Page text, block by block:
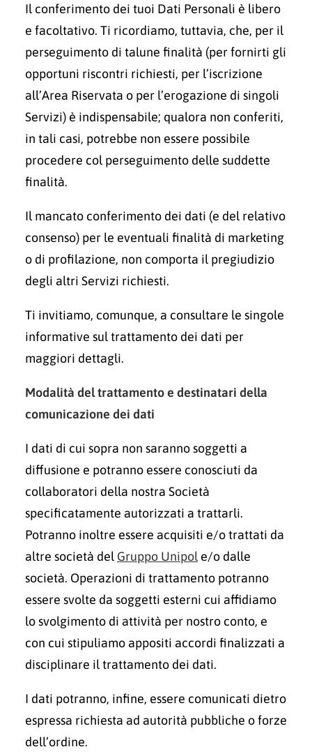
Il conferimento dei tuoi Dati Personali è libero
e facoltativo. Ti ricordiamo, tuttavia, che, per il
perseguimento di talune finalità (per fornirti gli
opportuni riscontri richiesti, per l’iscrizione
all’Area Riservata o per l’erogazione di singoli
Servizi) è indispensabile; qualora non conferiti,
in tali casi, potrebbe non essere possibile
procedere col perseguimento delle suddette
finalità.
Il mancato conferimento dei dati (e del relativo
consenso) per le eventuali finalità di marketing
o di profilazione, non comporta il pregiudizio
degli altri Servizi richiesti.
Ti invitiamo, comunque, a consultare le singole
informative sul trattamento dei dati per
maggiori dettagli.
Modalità del trattamento e destinatari della
comunicazione dei dati
I dati di cui sopra non saranno soggetti a
diffusione e potranno essere conosciuti da
collaboratori della nostra Società
specificatamente autorizzati a trattarli.
Potranno inoltre essere acquisiti e/o trattati da
altre società del Gruppo Unipol e/o dalle
società. Operazioni di trattamento potranno
essere svolte da soggetti esterni cui affidiamo
lo svolgimento di attività per nostro conto, e
con cui stipuliamo appositi accordi finalizzati a
disciplinare il trattamento dei dati.
I dati potranno, infine, essere comunicati dietro
espressa richiesta ad autorità pubbliche o forze
dell’ordine.